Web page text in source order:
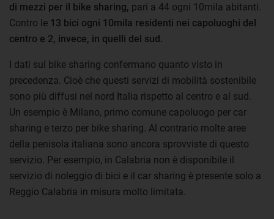
di mezzi per il bike sharing, pari a 44 ogni 10mila abitanti.
Contro le 13 bici ogni 10mila residenti nei capoluoghi del
centro e 2, invece, in quelli del sud.
I dati sul bike sharing confermano quanto visto in
precedenza. Cioè che questi servizi di mobilità sostenibile
sono più diffusi nel nord Italia rispetto al centro e al sud.
Un esempio è Milano, primo comune capoluogo per car
sharing e terzo per bike sharing. Al contrario molte aree
della penisola italiana sono ancora sprovviste di questo
servizio. Per esempio, in Calabria non è disponibile il
servizio di noleggio di bici e il car sharing è presente solo a
Reggio Calabria in misura molto limitata.